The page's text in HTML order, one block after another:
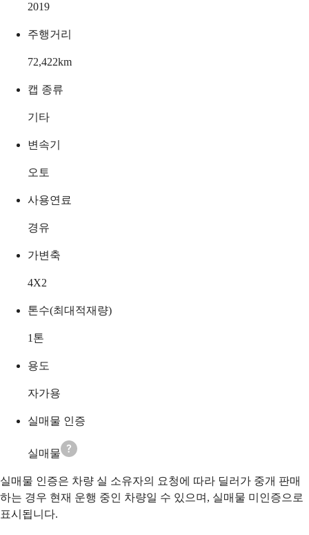
2019
주행거리
72,422km
캡 종류
기타
변속기
오토
사용연료
경유
가변축
4X2
톤수(최대적재량)
1 톤
용도
자가용
실매물 인증
실매물
실매물 인증은 차량 실 소유자의 요청에 따라 딜러가 중개 판매
하는 경우 현재 운행 중인 차량일 수 있으며, 실매물 미인증으로
표시됩니다.